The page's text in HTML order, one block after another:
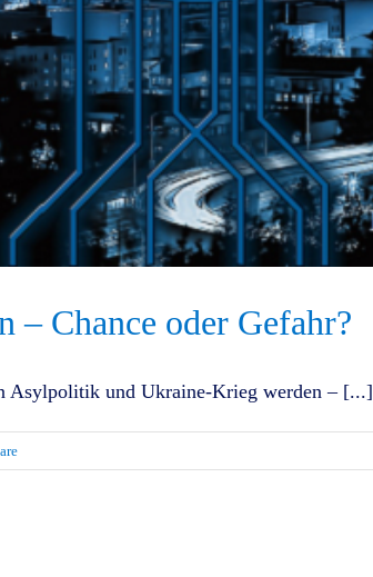
– Chance oder Gefahr?
Asylpolitik und Ukraine-Krieg werden – [...]